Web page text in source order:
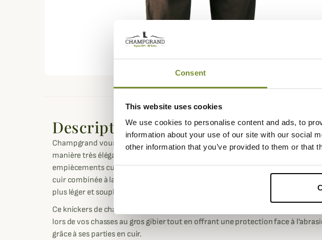
Consent
This website uses cookies
We use cookies to personalise content and ads, to
information about your use of our site with our social
other information that you’ve provided to them or that
Description
Champgrand vous propose ce Knickers Marseille de Deerhunter associant de
manière très élégante une toile de coton légère et extensible avec des
empiècements cuir résistants et confortables. Ainsi vous profitez de la
cuir combinée à la légèreté de la toile coton afin de bénéficier d'un knickers en
plus léger et souple.
Ce knickers de chasse bi-matière vous assurera une grande liberté de
lors de vos chasses au gros gibier tout en offrant une protection face à
grâce à ses parties en cuir.